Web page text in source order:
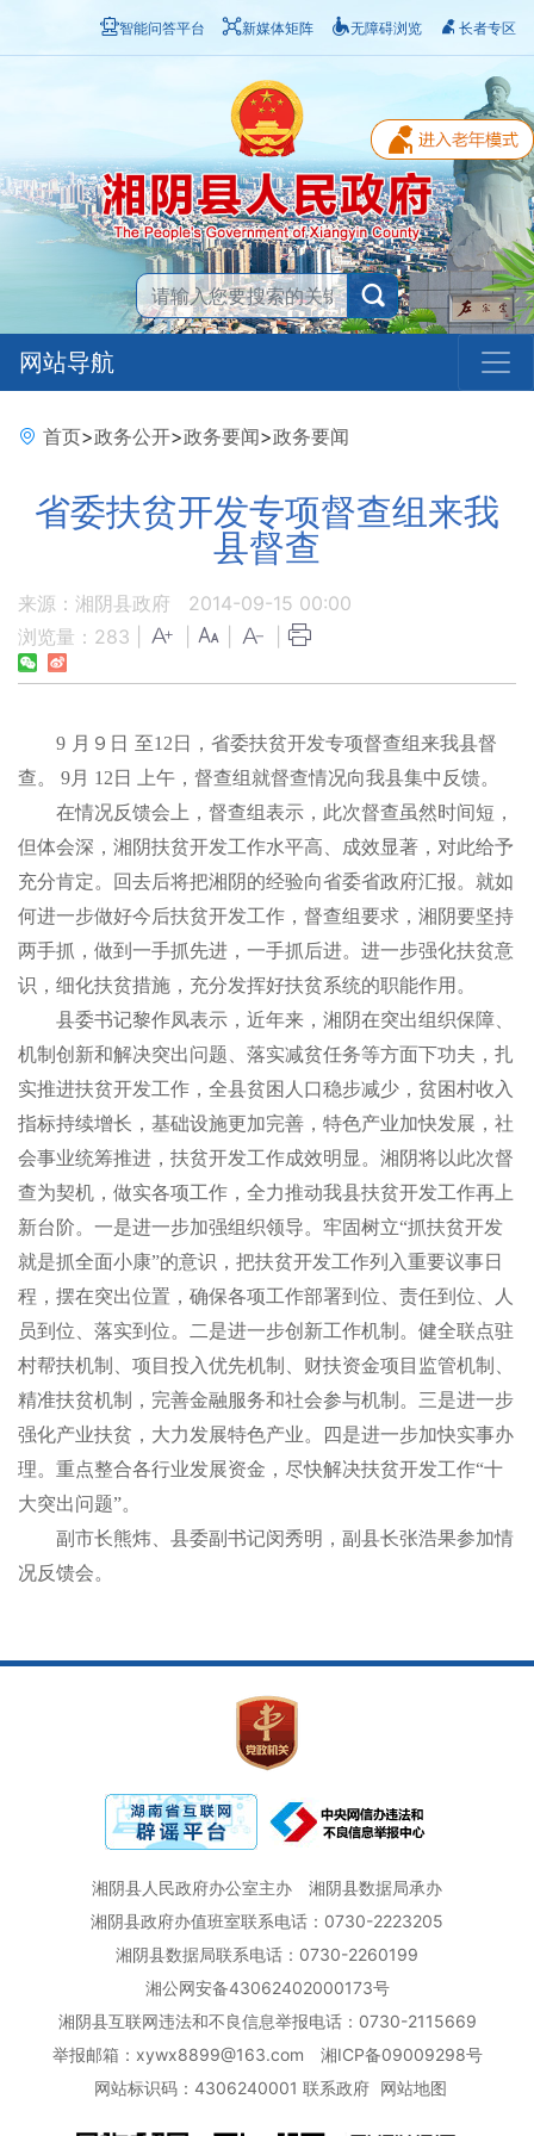
智能问答平台 新媒体矩阵 无障碍浏览 长者专区
网站导航
首页>政务公开>政务要闻>政务要闻
省委扶贫开发专项督查组来我
县督查
来源：湘阴县政府
2014-09-15 00:00
浏览量： 283
9 月９日 至12 日，省委扶贫开发专项督查组来我县督
查。 9月 12 日
上午，督查组就督查情况向我县集中反馈。
在情况反馈会上，督查组表示，此次督查虽然时间短，
但体会深，湘阴扶贫开发工作水平高、成效显著，对此给予
充分肯定。回去后将把湘阴的经验向省委省政府汇报。就如
何进一步做好今后扶贫开发工作，督查组要求，湘阴要坚持
两手抓，做到一手抓先进，一手抓后进。进一步强化扶贫意
识，细化扶贫措施，充分发挥好扶贫系统的职能作用。
县委书记黎作凤表示，近年来，湘阴在突出组织保障、
机制创新和解决突出问题、落实减贫任务等方面下功夫，扎
实推进扶贫开发工作，全县贫困人口稳步减少，贫困村收入
指标持续增长，基础设施更加完善，特色产业加快发展，社
会事业统筹推进，扶贫开发工作成效明显。湘阴将以此次督
查为契机，做实各项工作，全力推动我县扶贫开发工作再上
新台阶。一是进一步加强组织领导。牢固树立“抓扶贫开发
就是抓全面小康”的意识，把扶贫开发工作列入重要议事日
程，摆在突出位置，确保各项工作部署到位、责任到位、人
员到位、落实到位。二是进一步创新工作机制。健全联点驻
村帮扶机制、项目投入优先机制、财扶资金项目监管机制、
精准扶贫机制，完善金融服务和社会参与机制。三是进一步
强化产业扶贫，大力发展特色产业。四是进一步加快实事办
理。重点整合各行业发展资金，尽快解决扶贫开发工作“十
大突出问题”。
副市长熊炜、县委副书记闵秀明，副县长张浩果参加情
况反馈会。
湘阴县人民政府办公室主办
湘阴县数据局承办
湘阴县政府办值班室联系电话：0730-2223205
湘阴县数据局联系电话：0730-2260199
湘公网安备43062402000173号
湘阴县互联网违法和不良信息举报电话：0730-2115669
举报邮箱：xywx8899@163.com
湘ICP备09009298号
网站标识码：4306240001 联系政府 网站地图